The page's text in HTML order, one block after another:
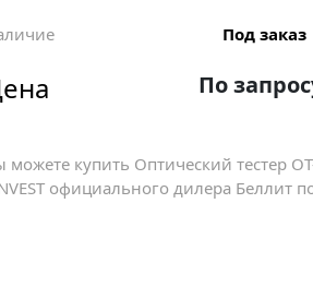
Под заказ
По
можете купить Оптический тестер
официального дилера Беллит